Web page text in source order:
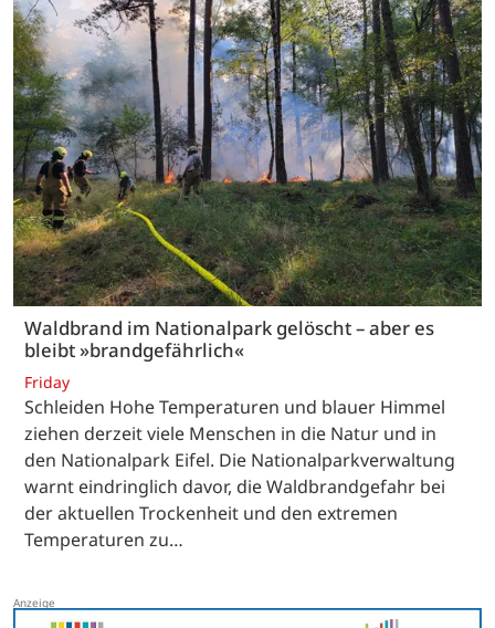
Waldbrand im Nationalpark gelöscht – aber es
bleibt »brandgefährlich«
Friday
Schleiden Hohe Temperaturen und blauer Himmel
ziehen derzeit viele Menschen in die Natur und in
den Nationalpark Eifel. Die Nationalparkverwaltung
warnt eindringlich davor, die Waldbrandgefahr bei
der aktuellen Trockenheit und den extremen
Temperaturen zu…